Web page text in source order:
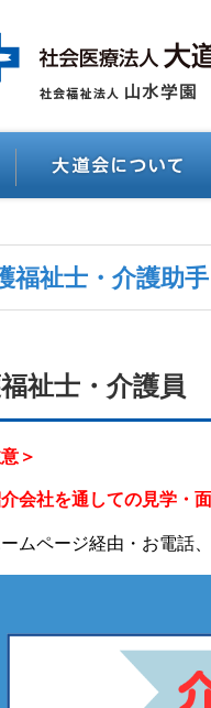
福祉士・介護助
祉士・介護員
＞
会社を通しての見学・
ムページ経由・お電話